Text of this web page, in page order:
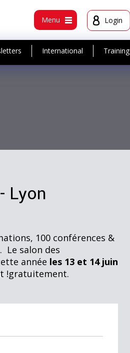
Menu Login
International Training
Lyon
100 conférences &
Le salon des
année les 13 et 14 juin
!gratuitement.